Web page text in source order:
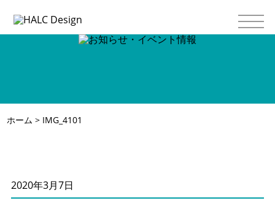
ホーム > IMG_4101
2020年3月7日